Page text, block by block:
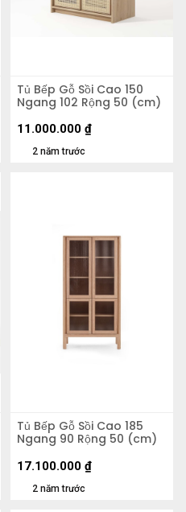
Tủ Bếp Gỗ Sồi Cao 150
Ngang 102 Rộng 50 (cm)
2 năm trước
11.000.000 ₫
Tủ Bếp Gỗ Sồi Cao 185
Ngang 90 Rộng 50 (cm)
2 năm trước
17.100.000 ₫